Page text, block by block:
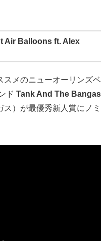
Air Balloons ft. Alex
スメのニューオーリンズベ
ド Tank And The Bangas
ス）が最優秀新人賞にノミ